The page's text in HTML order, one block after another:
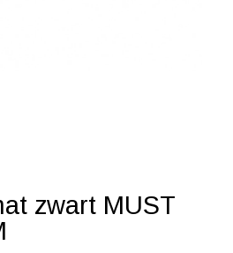
zwart MUST